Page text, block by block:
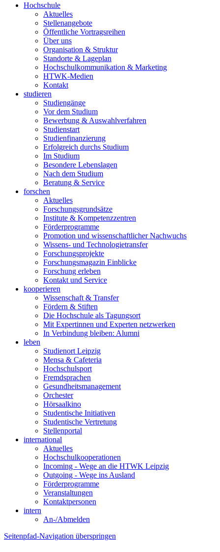
Hochschule
Aktuelles
Stellenangebote
Öffentliche Vortragsreihen
Über uns
Organisation & Struktur
Standorte & Lageplan
Hochschulkommunikation & Marketing
HTWK-Medien
Kontakt
studieren
Studiengänge
Vor dem Studium
Bewerbung & Auswahlverfahren
Studienstart
Studienfinanzierung
Erfolgreich durchs Studium
Im Studium
Besondere Lebenslagen
Nach dem Studium
Beratung & Service
forschen
Aktuelles
Forschungsgrundsätze
Institute & Kompetenzzentren
Förderprogramme
Promotion und wissenschaftlicher Nachwuchs
Wissens- und Technologietransfer
Forschungsprojekte
Forschungsmagazin Einblicke
Forschung erleben
Kontakt und Service
kooperieren
Wissenschaft & Transfer
Fördern & Stiften
Die Hochschule als Tagungsort
Mit Expertinnen und Experten netzwerken
In Verbindung bleiben: Alumni
leben
Studienort Leipzig
Mensa & Cafeteria
Hochschulsport
Fremdsprachen
Gesundheitsmanagement
Orchester
Hörsaalkino
Studentische Initiativen
Studentische Vertretung
Stellenportal
international
Aktuelles
Hochschulkooperationen
Incoming - Wege an die HTWK Leipzig
Outgoing - Wege ins Ausland
Förderprogramme
Veranstaltungen
Kontaktpersonen
intern
An-/Abmelden
Seitenpfad-Navigation überspringen